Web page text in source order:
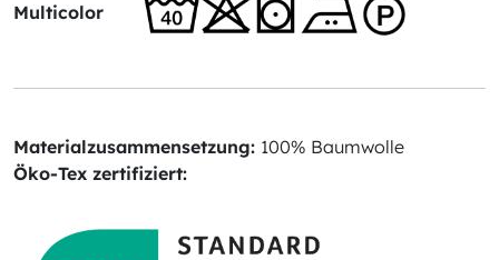
Multicolor
Materialzusammensetzung: 100% Baumwolle
Öko-Tex zertifiziert: